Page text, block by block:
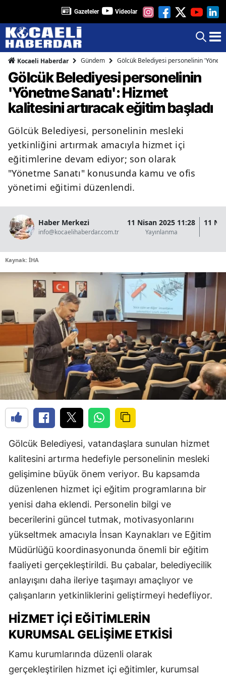
Gazeteler Videolar
Kocaeli Haberdar Gündem Gölcük Belediyesi personelinin
Gölcük Belediyesi personelinin
'Yönetme Sanatı': Hizmet
kalitesini artıracak eğitim başladı
Gölcük Belediyesi, personelinin mesleki
yetkinliğini artırmak amacıyla hizmet içi
eğitimlerine devam ediyor; son olarak
"Yönetme Sanatı" konusunda kamu ve ofis
yönetimi eğitimi düzenlendi.
Haber Merkezi
info@kocaelihaberdar.com.tr
11 Nisan 2025 11:28
Yayınlanma
11
Kaynak: İHA
Gölcük Belediyesi, vatandaşlara sunulan hizmet
kalitesini artırma hedefiyle personelinin mesleki
gelişimine büyük önem veriyor. Bu kapsamda
düzenlenen hizmet içi eğitim programlarına bir
yenisi daha eklendi. Personelin bilgi ve
becerilerini güncel tutmak, motivasyonlarını
yükseltmek amacıyla İnsan Kaynakları ve Eğitim
Müdürlüğü koordinasyonunda önemli bir eğitim
faaliyeti gerçekleştirildi. Bu çabalar, belediyecilik
anlayışını daha ileriye taşımayı amaçlıyor ve
çalışanların yetkinliklerini geliştirmeyi hedefliyor.
HIZMET İÇI EĞITIMLERIN
KURUMSAL GELIŞIME ETKISI
Kamu kurumlarında düzenli olarak
gerçekleştirilen hizmet içi eğitimler, kurumsal